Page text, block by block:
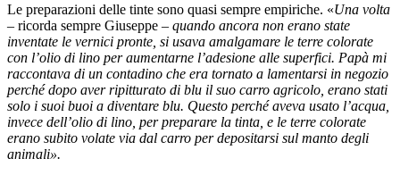
Le preparazioni delle tinte sono quasi sempre empiriche. «Una volta
– ricorda sempre Giuseppe – quando ancora non erano state
inventate le vernici pronte, si usava amalgamare le terre colorate
con l’olio di lino per aumentarne l’adesione alle superfici. Papà mi
raccontava di un contadino che era tornato a lamentarsi in negozio
perché dopo aver ripitturato di blu il suo carro agricolo, erano stati
solo i suoi buoi a diventare blu. Questo perché aveva usato l’acqua,
invece dell’olio di lino, per preparare la tinta, e le terre colorate
erano subito volate via dal carro per depositarsi sul manto degli
animali».